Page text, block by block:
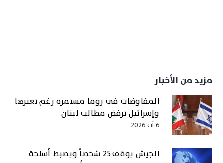
مزيد من الأخبار
المفاوضات في روما مستمرة رغم تعثرها
وإسرائيل ترفض مطالب لبنان
6 آب 2026
الجيش يوقف 25 شخصاً ويضبط أسلحة